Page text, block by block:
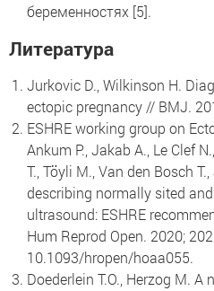
беременностях [5].
Литература
Jurkovic D., Wilkinson H.
ectopic pregnancy // BMJ.
ESHRE working group on
Ankum P., Jakab A., Le Clef
T., Töyli M., Van den Bosch
describing normally sited
ultrasound: ESHRE
Hum Reprod Open. 2020;
10.1093/hropen/hoaa055.
Doederlein T.O., Herzog M. A